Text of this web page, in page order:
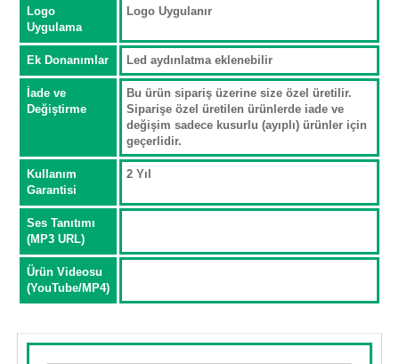
Logo
Uygulama
Logo Uygulanır
Ek Donanımlar Led aydınlatma eklenebilir
İade ve
Değiştirme
Bu ürün sipariş üzerine size özel üretilir.
Siparişe özel üretilen ürünlerde iade ve
değişim sadece kusurlu (ayıplı) ürünler için
geçerlidir.
Kullanım
Garantisi
2 Yıl
Ses Tanıtımı
(MP3 URL)
Ürün Videosu
(YouTube/MP4)